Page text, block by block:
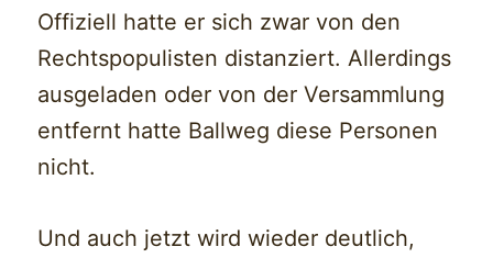
Offiziell hatte er sich zwar von den
Rechtspopulisten distanziert. Allerdings
ausgeladen oder von der Versammlung
entfernt hatte Ballweg diese Personen
nicht.
Und auch jetzt wird wieder deutlich,